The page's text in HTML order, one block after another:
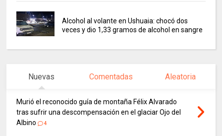
Alcohol al volante en Ushuaia: chocó dos
veces y dio 1,33 gramos de alcohol en sangre
Nuevas Comentadas Aleatoria
Murió el reconocido guía de montaña Félix Alvarado
tras sufrir una descompensación en el glaciar Ojo del
Albino
4